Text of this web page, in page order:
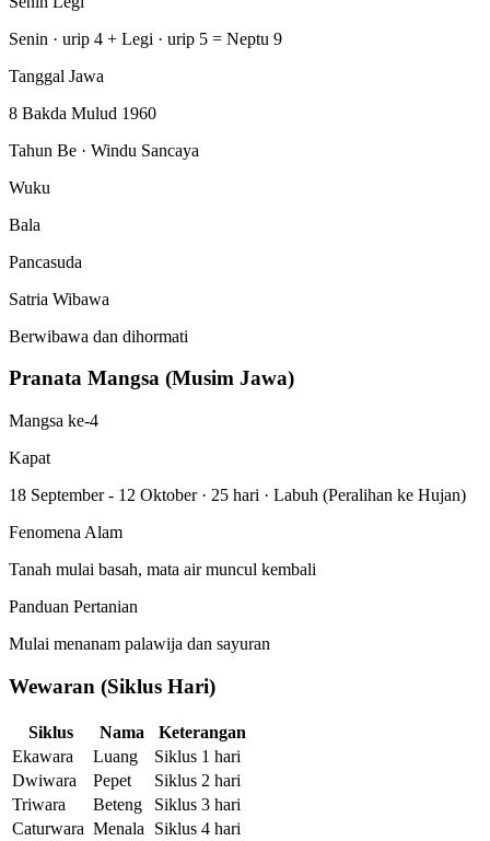
Senin · urip 4 + Legi · urip 5 = Neptu 9
Tanggal Jawa
8 Bakda Mulud 1960
Tahun Be · Windu Sancaya
Wuku
Bala
Pancasuda
Satria Wibawa
Berwibawa dan dihormati
Pranata Mangsa (Musim Jawa)
Mangsa ke-4
Kapat
18 September - 12 Oktober · 25 hari · Labuh (Peralihan ke Hujan)
Fenomena Alam
Tanah mulai basah, mata air muncul kembali
Panduan Pertanian
Mulai menanam palawija dan sayuran
Wewaran (Siklus Hari)
Siklus Nama
Keterangan
Ekawara
Luang
Siklus 1 hari
Dwiwara
Pepet
Siklus 2 hari
Triwara
Beteng
Siklus 3 hari
Caturwara Menala
Siklus 4 hari